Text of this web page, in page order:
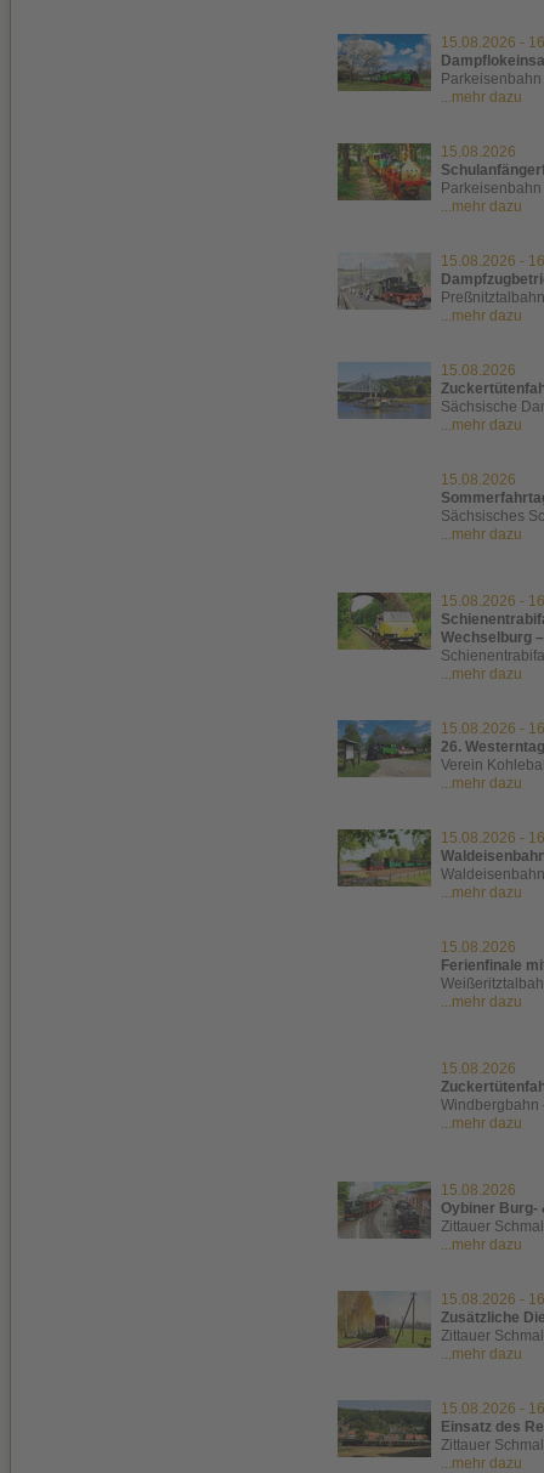
15.08.2026 -
...mehr dazu
15.08.2026
...mehr dazu
15.08.2026 -
Preßnitztalbahn
...mehr dazu
15.08.2026
Sächsische
...mehr dazu
15.08.2026
Sächsisches
...mehr dazu
15.08.2026 -
Wechselburg
...mehr dazu
15.08.2026 -
26.
Verein
...mehr dazu
15.08.2026 -
...mehr dazu
15.08.2026
Ferienfinale
...mehr dazu
15.08.2026
Windbergbahn
...mehr dazu
15.08.2026
Oybiner Burg-
Zittauer
...mehr dazu
15.08.2026 -
Zusätzliche
Zittauer
...mehr dazu
15.08.2026 -
Einsatz des
Zittauer
...mehr dazu